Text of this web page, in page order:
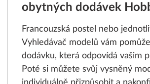
obytných dodávek
Francouzská postel nebo
Vyhledávač modelů vám
dodávku, která odpovídá vašim
Poté si můžete svůj vysněný